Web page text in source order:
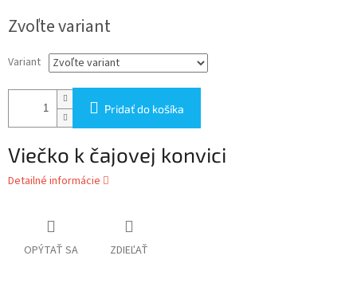
cena:
Zvoľte variant
Variant
Pridať do košíka
Viečko k čajovej konvici
Detailné informácie
OPÝTAŤ SA ZDIEĽAŤ